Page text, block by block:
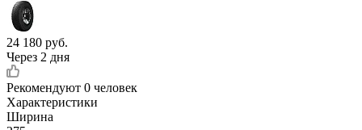
24 180 руб.
Через 2 дня
Рекомендуют 0 человек
Характеристики
Ширина